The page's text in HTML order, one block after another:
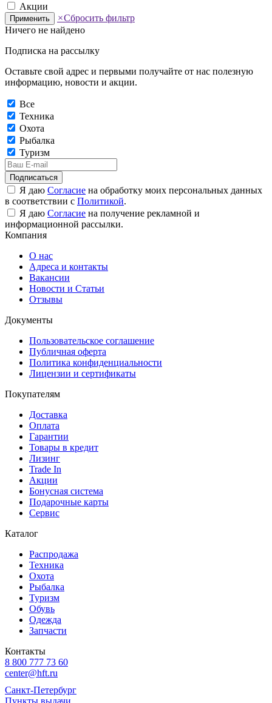
Акции
Применить ×Сбросить фильтр
Ничего не найдено
Подписка на рассылку
Оставьте свой адрес и первыми получайте от нас полезную
информацию, новости и акции.
Все
Техника
Охота
Рыбалка
Туризм
Подписаться
Я даю Согласие на обработку моих персональных данных
в соответствии с Политикой.
Я даю Согласие на получение рекламной и
информационной рассылки.
Компания
О нас
Адреса и контакты
Вакансии
Новости и Статьи
Отзывы
Документы
Пользовательское соглашение
Публичная оферта
Политика конфиденциальности
Лицензии и сертификаты
Покупателям
Доставка
Оплата
Гарантии
Товары в кредит
Лизинг
Trade In
Акции
Бонусная система
Подарочные карты
Сервис
Каталог
Распродажа
Техника
Охота
Рыбалка
Туризм
Обувь
Одежда
Запчасти
Контакты
8 800 777 73 60
center@hft.ru
Санкт-Петербург
Пункты выдачи